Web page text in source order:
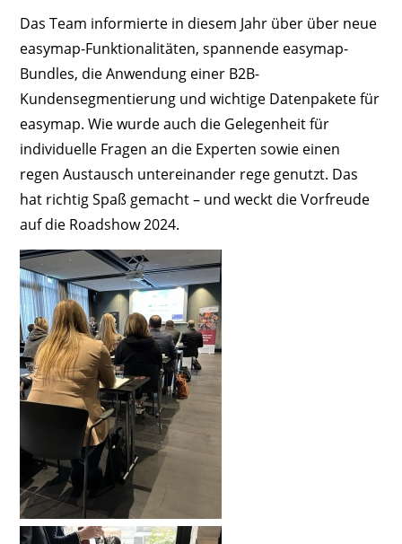
Das Team informierte in diesem Jahr über über neue
easymap-Funktionalitäten, spannende easymap-
Bundles, die Anwendung einer B2B-
Kundensegmentierung und wichtige Datenpakete für
easymap. Wie wurde auch die Gelegenheit für
individuelle Fragen an die Experten sowie einen
regen Austausch untereinander rege genutzt. Das
hat richtig Spaß gemacht – und weckt die Vorfreude
auf die Roadshow 2024.